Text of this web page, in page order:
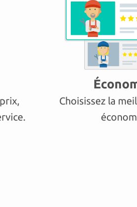
Choisissez la